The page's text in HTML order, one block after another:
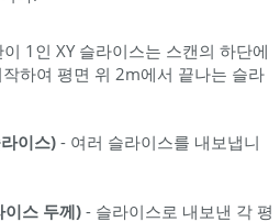
1인 XY 슬라이스는 스캔의 하단에
하여 평면 위 2m에서 끝나는 슬라
이스)- 여러 슬라이스를 내보냅니
스 두께)- 슬라이스로 내보낸 각 평